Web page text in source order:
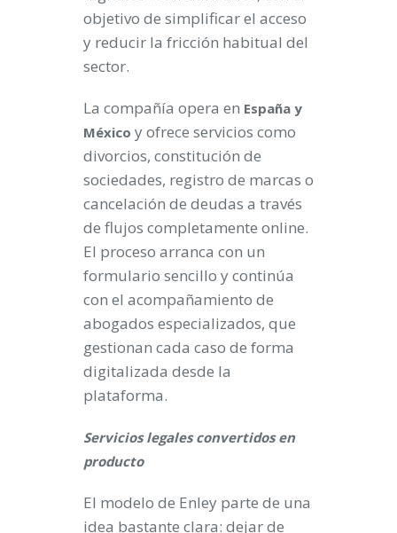
objetivo de simplificar el acceso
y reducir la fricción habitual del
sector.
La compañía opera en España y
México y ofrece servicios como
divorcios, constitución de
sociedades, registro de marcas o
cancelación de deudas a través
de flujos completamente online.
El proceso arranca con un
formulario sencillo y continúa
con el acompañamiento de
abogados especializados, que
gestionan cada caso de forma
digitalizada desde la
plataforma.
Servicios legales convertidos en
producto
El modelo de Enley parte de una
idea bastante clara: dejar de